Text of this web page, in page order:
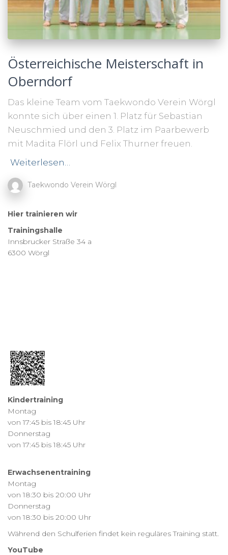
Österreichische Meisterschaft in
Oberndorf
Das kleine Team vom Taekwondo Verein Wörgl
konnte sich über einen 1. Platz für Sebastian
Neuschmied und den 3. Platz im Paarbewerb
mit Madita Flörl und Felix Thurner freuen.
Weiterlesen…
Taekwondo Verein Wörgl
Hier trainieren wir
Trainingshalle
Innsbrucker Straße 34 a
6300 Wörgl
Kindertraining
Montag
von 17:45 bis 18:45 Uhr
Donnerstag
von 17:45 bis 18:45 Uhr
Erwachsenentraining
Montag
von 18:30 bis 20:00 Uhr
Donnerstag
von 18:30 bis 20:00 Uhr
Während den Schulferien findet kein reguläres Training statt.
YouTube